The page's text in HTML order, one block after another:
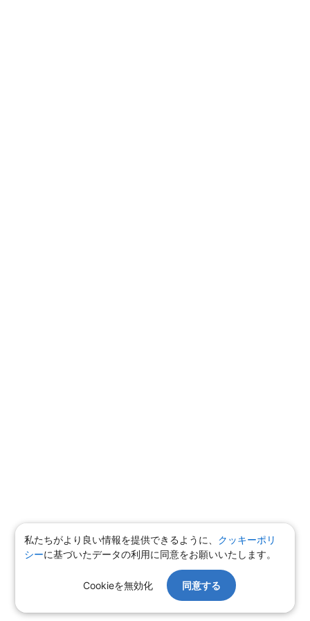
私たちがより良い情報を提供できるように、 クッキーポリ
シーに基づいたデータの利用に同意をお願いいたします。
Cookieを無効化 同意する